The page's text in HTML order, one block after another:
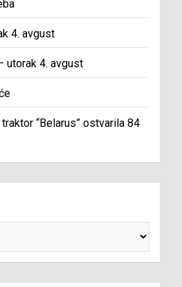
4. avgust
utorak 4. avgust
“Belarus” ostvarila 84